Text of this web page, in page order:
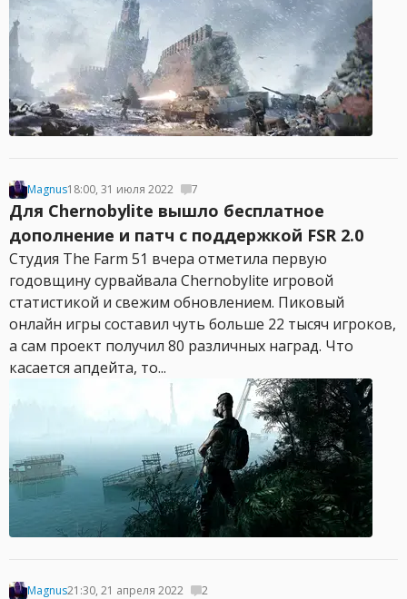
Magnus18:00, 31 июля 2022 7
Для Chernobylite вышло бесплатное
дополнение и патч с поддержкой FSR 2.0
Студия The Farm 51 вчера отметила первую
годовщину сурвайвала Chernobylite игровой
статистикой и свежим обновлением. Пиковый
онлайн игры составил чуть больше 22 тысяч игроков,
а сам проект получил 80 различных наград. Что
касается апдейта, то...
Magnus21:30, 21 апреля 2022 2